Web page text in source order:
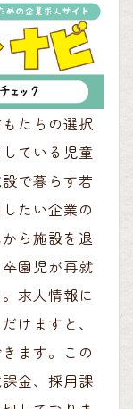
たちの選択
ている児童
で暮らす若
たい企業の
ら施設を退
園児が再就
求人情報に
けますと、
ます。この
金、採用課